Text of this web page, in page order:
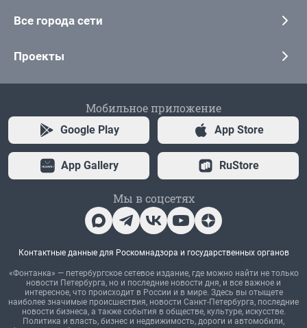
Все города сети
Проекты
Мобильное приложение
Google Play App Store
App Gallery RuStore
Мы в соцсетях
Контактные данные для Роскомнадзора и государственных органов
«Фонтанка» — петербургское сетевое издание, где можно найти не только
новости Петербурга, но и последние новости дня, и все важное и
интересное, что происходит в России и в мире. Здесь вы отыщете
наиболее значимые происшествия, новости Санкт-Петербурга, последние
новости бизнеса, а также события в обществе, культуре, искусстве.
Политика и власть, бизнес и недвижимость, дороги и автомобили,